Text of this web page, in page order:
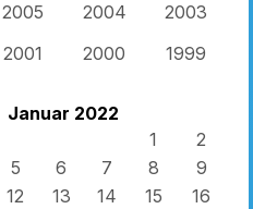
2005 2004
2003
2001 2000 1999
Januar 2022
1
2
5 6 7 8
9
12 13 14 15
16